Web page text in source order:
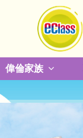
偉倫家族